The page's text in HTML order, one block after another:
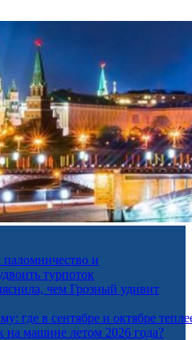
паломничество и
турпоток
чем Грозный удивит
где в сентябре и октябре
на машине летом 2026 года?